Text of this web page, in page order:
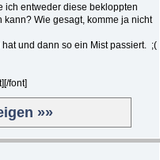
ich entweder diese bekloppten
Wie gesagt, komme ja nicht
und dann so ein Mist passiert. ;(
font]
»»